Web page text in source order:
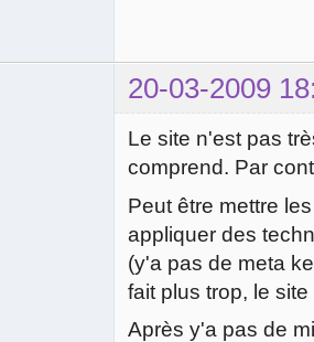
20-03-2009
Le site n'est pas
comprend. Par
Peut être mettre
appliquer des
(y'a pas de meta
fait plus trop, le
Après y'a pas de